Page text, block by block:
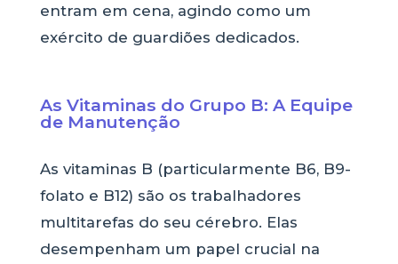
entram em cena, agindo como um
exército de guardiões dedicados.
As Vitaminas do Grupo B: A Equipe
de Manutenção
As vitaminas B (particularmente B6, B9-
folato e B12) são os trabalhadores
multitarefas do seu cérebro. Elas
desempenham um papel crucial na